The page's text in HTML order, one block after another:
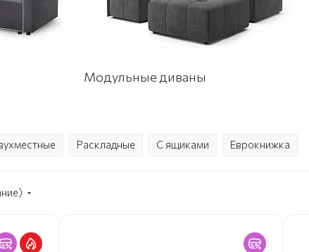
Модульные диваны
Раскладные С ящиками Еврокнижка